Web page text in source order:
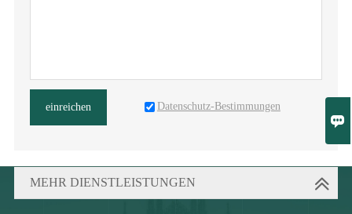

einreichen Datenschutz-Bestimmungen
MEHR DIENSTLEISTUNGEN